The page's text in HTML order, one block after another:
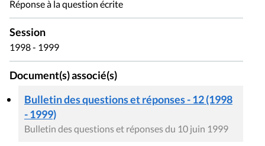
Réponse à la question écrite
Session
1998 - 1999
Document(s) associé(s)
Bulletin des questions et réponses - 12 (1998
- 1999)
Bulletin des questions et réponses du 10 juin 1999